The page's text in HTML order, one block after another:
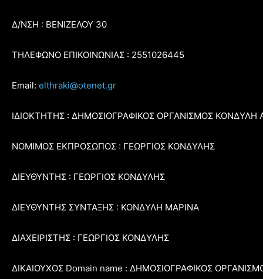
Δ/ΝΣΗ : ΒΕΝΙΖΕΛΟΥ 30
ΤΗΛΕΦΩΝΟ ΕΠΙΚΟΙΝΩΝΙΑΣ : 2551026445
Email: elthraki@otenet.gr
ΙΔΙΟΚΤΗΤΗΣ : ΔΗΜΟΣΙΟΓΡΑΦΙΚΟΣ ΟΡΓΑΝΙΣΜΟΣ ΚΟΝΔΥΛΗ
ΝΟΜΙΜΟΣ ΕΚΠΡΟΣΩΠΟΣ : ΓΕΩΡΓΙΟΣ ΚΟΝΔΥΛΗΣ
ΔΙΕΥΘΥΝΤΗΣ : ΓΕΩΡΓΙΟΣ ΚΟΝΔΥΛΗΣ
ΔΙΕΥΘΥΝΤΗΣ ΣΥΝΤΑΞΗΣ : ΚΟΝΔΥΛΗ ΜΑΡΙΝΑ
ΔΙΑΧΕΙΡΙΣΤΗΣ : ΓΕΩΡΓΙΟΣ ΚΟΝΔΥΛΗΣ
ΔΙΚΑΙΟΥΧΟΣ Domain name : ΔΗΜΟΣΙΟΓΡΑΦΙΚΟΣ